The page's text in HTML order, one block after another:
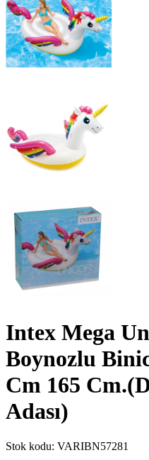
Intex Mega
Boynozlu
Cm 165
Adası)
Stok kodu: VARIBN57281